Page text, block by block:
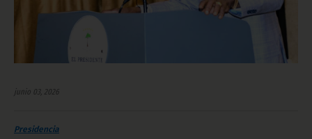
junio 03, 2026
Presidencia